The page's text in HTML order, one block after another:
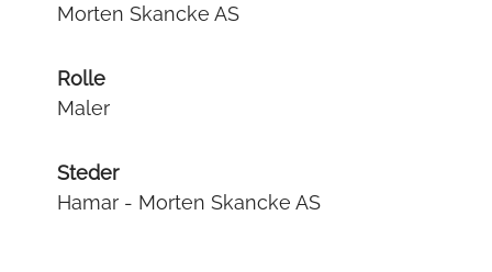
Morten Skancke AS
Rolle
Maler
Steder
Hamar - Morten Skancke AS